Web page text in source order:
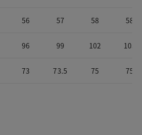
56 57 58 58
96 99 102 105
73 73.5 75 75